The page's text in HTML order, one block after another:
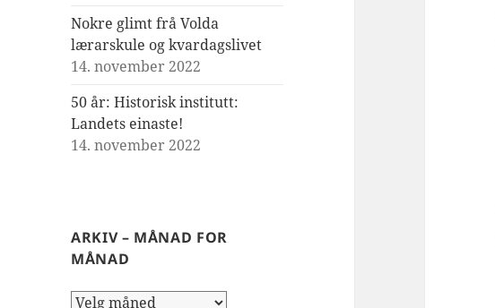
Nokre glimt frå Volda
lærarskule og kvardagslivet
14. november 2022
50 år: Historisk institutt:
Landets einaste!
14. november 2022
ARKIV – MÅNAD FOR
MÅNAD
Arkiv